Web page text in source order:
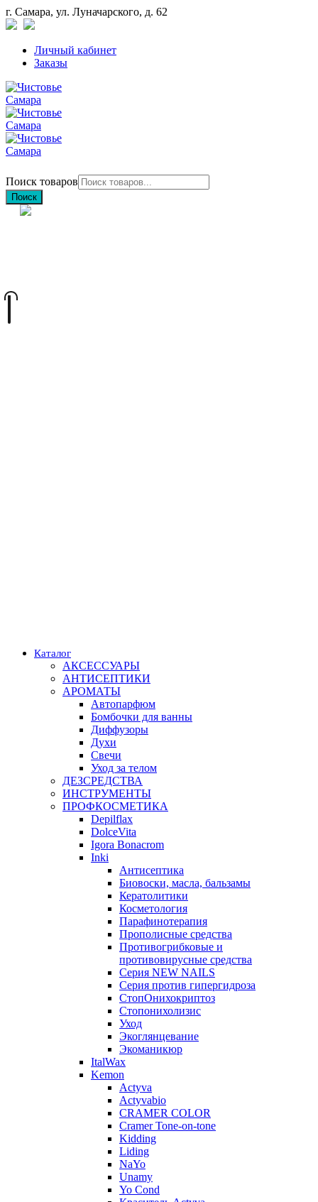
г. Самара, ул. Луначарского, д. 62
Личный кабинет
Заказы
Поиск товаров
Поиск
Каталог
АКСЕССУАРЫ
АНТИСЕПТИКИ
АРОМАТЫ
Автопарфюм
Бомбочки для ванны
Диффузоры
Духи
Свечи
Уход за телом
ДЕЗСРЕДСТВА
ИНСТРУМЕНТЫ
ПРОФКОСМЕТИКА
Depilflax
DolceVita
Igora Bonacrom
Inki
Антисептика
Биовоски, масла, бальзамы
Кератолитики
Косметология
Парафинотерапия
Прополисные средства
Противогрибковые и
противовирусные средства
Серия NEW NAILS
Серия против гипергидроза
СтопОнихокриптоз
Стопонихолизис
Уход
Экоглянцевание
Экоманикюр
ItalWax
Kemon
Actyva
Actyvabio
CRAMER COLOR
Cramer Tone-on-tone
Kidding
Liding
NaYo
Unamy
Yo Cond